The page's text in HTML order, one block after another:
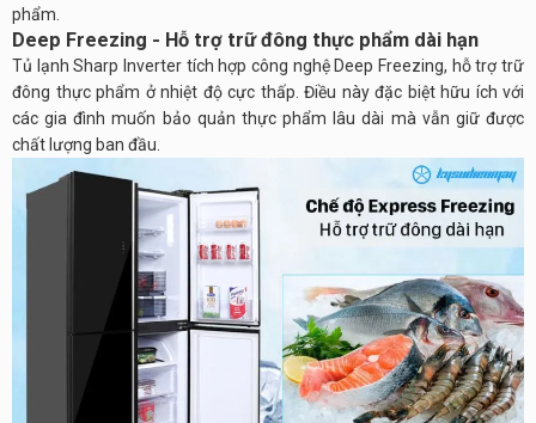
phẩm.
Deep Freezing - Hỗ trợ trữ đông thực phẩm dài hạn
Tủ lạnh Sharp Inverter tích hợp công nghệ Deep Freezing, hỗ trợ trữ
đông thực phẩm ở nhiệt độ cực thấp. Điều này đặc biệt hữu ích với
các gia đình muốn bảo quản thực phẩm lâu dài mà vẫn giữ được
chất lượng ban đầu.